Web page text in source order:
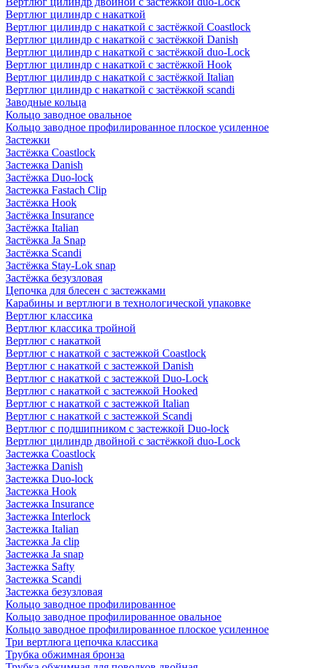
Вертлюг цилиндр с накаткой
Вертлюг цилиндр с накаткой с застёжкой Coastlock
Вертлюг цилиндр с накаткой с застёжкой Danish
Вертлюг цилиндр с накаткой с застёжкой duo-Lock
Вертлюг цилиндр с накаткой с застёжкой Hook
Вертлюг цилиндр с накаткой с застёжкой Italian
Вертлюг цилиндр с накаткой с застёжкой scandi
Заводные кольца
Кольцо заводное овальное
Кольцо заводное профилированное плоское усиленное
Застежки
Застёжка Coastlock
Застежка Danish
Застёжка Duo-lock
Застежка Fastach Clip
Застёжка Hook
Застёжка Insurance
Застёжка Italian
Застёжка Ja Snap
Застёжка Scandi
Застёжка Stay-Lok snap
Застёжка безузловая
Цепочка для блесен с застежками
Карабины и вертлюги в технологической упаковке
Вертлюг классика
Вертлюг классика тройной
Вертлюг с накаткой
Вертлюг с накаткой с застежкой Coastlock
Вертлюг с накаткой с застежкой Danish
Вертлюг с накаткой с застежкой Duo-Lock
Вертлюг с накаткой с застежкой Hooked
Вертлюг с накаткой с застежкой Italian
Вертлюг с накаткой с застежкой Scandi
Вертлюг с подшипником с застежкой Duo-lock
Вертлюг цилиндр двойной с застёжкой duo-Lock
Застежка Coastlock
Застежка Danish
Застежка Duo-lock
Застежка Hook
Застежка Insurance
Застежка Interlock
Застежка Italian
Застежка Ja clip
Застежка Ja snap
Застежка Safty
Застежка Scandi
Застежка безузловая
Кольцо заводное профилированное
Кольцо заводное профилированное овальное
Кольцо заводное профилированное плоское усиленное
Три вертлюга цепочка классика
Трубка обжимная бронза